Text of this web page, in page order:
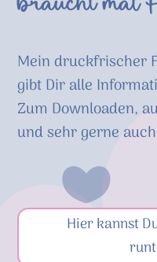
Mein druckfrischer
gibt Dir alle
Zum Downloaden,
und sehr gerne
Hier kannst